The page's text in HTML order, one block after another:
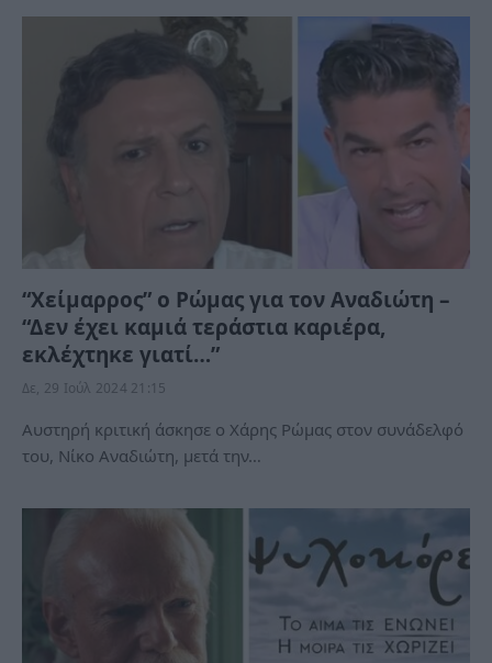
“Χείμαρρος” ο Ρώμας για τον Αναδιώτη –
“Δεν έχει καμιά τεράστια καριέρα,
εκλέχτηκε γιατί…”
Δε, 29 Ιούλ 2024 21:15
Αυστηρή κριτική άσκησε ο Χάρης Ρώμας στον συνάδελφό
του, Νίκο Αναδιώτη, μετά την…